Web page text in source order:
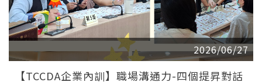
2026/06/27
【TCCDA企業內訓】職場溝通力-四個提昇對話